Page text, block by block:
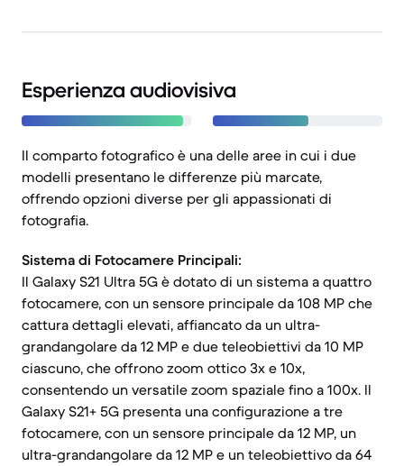
Esperienza audiovisiva
Il comparto fotografico è una delle aree in cui i due
modelli presentano le differenze più marcate,
offrendo opzioni diverse per gli appassionati di
fotografia.
Sistema di Fotocamere Principali:
Il Galaxy S21 Ultra 5G è dotato di un sistema a quattro
fotocamere, con un sensore principale da 108 MP che
cattura dettagli elevati, affiancato da un ultra-
grandangolare da 12 MP e due teleobiettivi da 10 MP
ciascuno, che offrono zoom ottico 3x e 10x,
consentendo un versatile zoom spaziale fino a 100x. Il
Galaxy S21+ 5G presenta una configurazione a tre
fotocamere, con un sensore principale da 12 MP, un
ultra-grandangolare da 12 MP e un teleobiettivo da 64